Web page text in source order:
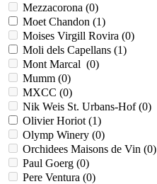
Mezzacorona (0)
Moet Chandon (1)
Moises Virgill Rovira (0)
Moli dels Capellans (1)
Mont Marcal (0)
Mumm (0)
MXCC (0)
Nik Weis St. Urbans-Hof (0)
Olivier Horiot (1)
Olymp Winery (0)
Orchidees Maisons de Vin (0)
Paul Goerg (0)
Pere Ventura (0)